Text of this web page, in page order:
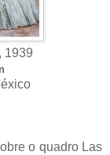
, 1939
o quadro Las